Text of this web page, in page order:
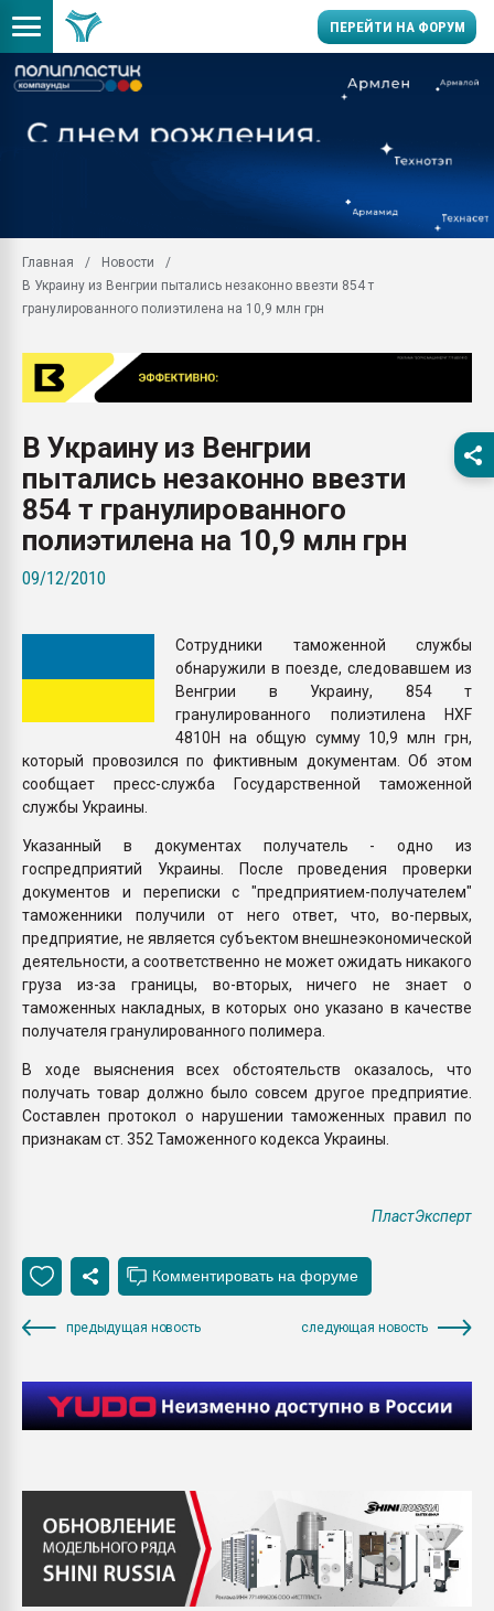
ПЕРЕЙТИ НА ФОРУМ
Вакуум-формовочные
ближайшее
28.07.2026
Всё, что касается
вакуумного
Продам отходы
поликарбоната и АБС-
Armaloy PC/ABS-1IM
Главная
Новости
В Украину из Венгрии пытались незаконно ввезти 854 т
гранулированного полиэтилена на 10,9 млн грн
В Украину из Венгрии
пытались незаконно ввезти
854 т гранулированного
полиэтилена на 10,9 млн грн
09/12/2010
Сотрудники таможенной службы
обнаружили в поезде, следовавшем из
Венгрии в Украину, 854 т
гранулированного полиэтилена HXF
4810H на общую сумму 10,9 млн грн,
который провозился по фиктивным документам. Об этом
сообщает пресс-служба Государственной таможенной
службы Украины.
Указанный в документах получатель - одно из
госпредприятий Украины. После проведения проверки
документов и переписки с "предприятием-получателем"
таможенники получили от него ответ, что, во-первых,
предприятие, не является субъектом внешнеэкономической
деятельности, а соответственно не может ожидать никакого
груза из-за границы, во-вторых, ничего не знает о
таможенных накладных, в которых оно указано в качестве
получателя гранулированного полимера.
В ходе выяснения всех обстоятельств оказалось, что
получать товар должно было совсем другое предприятие.
Составлен протокол о нарушении таможенных правил по
признакам ст. 352 Таможенного кодекса Украины.
ПластЭксперт
предыдущая новость следующая новость